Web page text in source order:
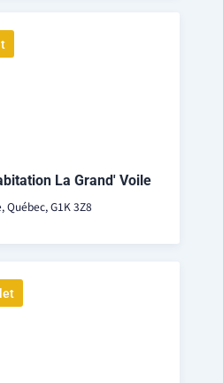
La Grand' Voile
Québec, G1K 3Z8